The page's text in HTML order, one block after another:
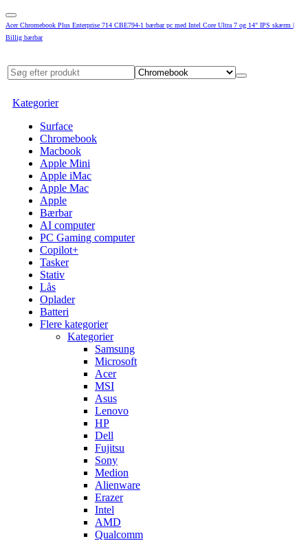
Acer Chromebook Plus Enterprise 714 CBE794-1 bærbar pc med Intel Core Ultra 7 og 14" IPS skærm |
Billig bærbar
Kategorier
Surface
Chromebook
Macbook
Apple Mini
Apple iMac
Apple Mac
Apple
Bærbar
AI computer
PC Gaming computer
Copilot+
Tasker
Stativ
Lås
Oplader
Batteri
Flere kategorier
Kategorier
Samsung
Microsoft
Acer
MSI
Asus
Lenovo
HP
Dell
Fujitsu
Sony
Medion
Alienware
Erazer
Intel
AMD
Qualcomm